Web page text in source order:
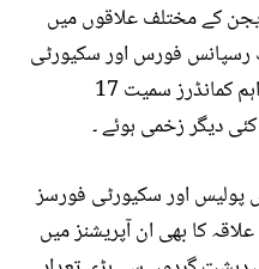
کے مختلف علاقوں میں
رسپانس فورس اور سکیورٹی
فورسز کے کامیاب آپریشنز میں 3اہم کمانڈرز سمیت 17
دیگر زخمی ہوئے ۔
پولیس اور سکیورٹی فورسز
کا بھی ان آپریشنز میں